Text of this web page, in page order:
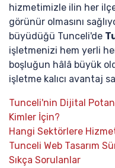
hizmetimizle ilin her
görünür olmasını
büyüdüğü Tunceli'de
işletmenizi hem yerli
boşluğun hâlâ büyük
işletme kalıcı avantaj
Tunceli'nin Dijital
Kimler İçin?
Hangi Sektörlere
Tunceli Web Tasarım
Sıkça Sorulanlar